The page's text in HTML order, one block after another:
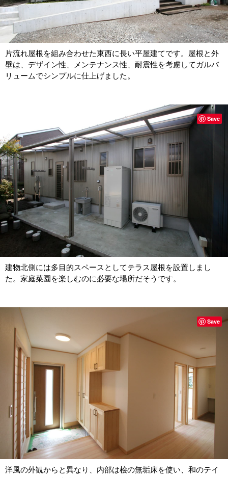
片流れ屋根を組み合わせた東西に長い平屋建てです。屋根と外
壁は、デザイン性、メンテナンス性、耐震性を考慮してガルバ
リュームでシンプルに仕上げました。
建物北側には多目的スペースとしてテラス屋根を設置しまし
た。家庭菜園を楽しむのに必要な場所だそうです。
Save
洋風の外観からと異なり、内部は桧の無垢床を使い、和のテイ
Save